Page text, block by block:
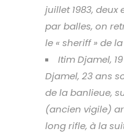
juillet 1983, deux
par balles, on
le « sheriff » de
Itim Djamel,
Djamel, 23 ans
de la banlieue,
(ancien vigile)
long rifle, à la
Merci de votre soutien